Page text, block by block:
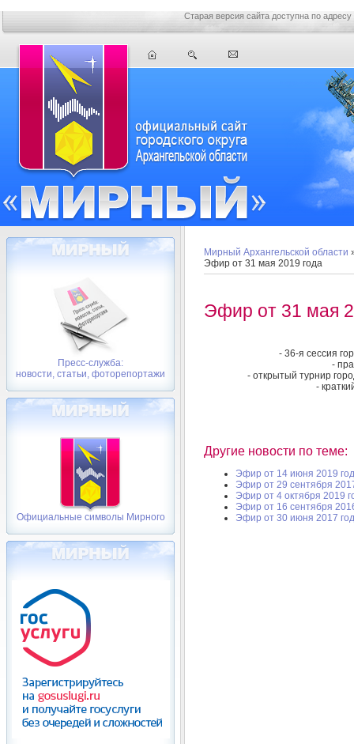
Старая версия сайта доступна по адресу
Пресс-служба:
новости, статьи, фоторепортажи
Официальные символы Мирного
Мирный Архангельской области
Эфир от 31 мая 2019 года
Эфир от 31 мая
- 36-я сессия
-
- открытый турнир
-
Другие новости по теме:
Эфир от 14 июня 2019
Эфир от 29 сентября
Эфир от 4 октября 2019
Эфир от 16 сентября
Эфир от 30 июня 2017